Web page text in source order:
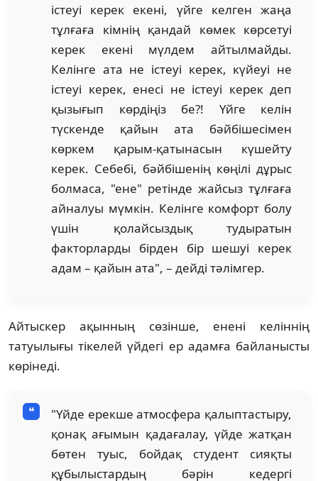
істеуі керек екені, үйге келген жаңа
тұлғаға кімнің қандай көмек көрсетуі
керек екені мүлдем айтылмайды.
Келінге ата не істеуі керек, күйеуі не
істеуі керек, енесі не істеуі керек деп
қызығып көрдіңіз бе?! Үйге келін
түскенде қайын ата бәйбішесімен
көркем қарым-қатынасын күшейту
керек. Себебі, бәйбішенің көңілі дұрыс
болмаса, "ене" ретінде жайсыз тұлғаға
айналуы мүмкін. Келінге комфорт болу
үшін қолайсыздық тудыратын
факторларды бірден бір шешуі керек
адам – қайын ата", – дейді тәлімгер.
Айтыскер ақынның сөзінше, енені келіннің
татуылығы тікелей үйдегі ер адамға байланысты
көрінеді.
"Үйде ерекше атмосфера қалыптастыру,
қонақ ағымын қадағалау, үйде жатқан
бөтен туыс, бойдақ студент сияқты
құбылыстардың бәрін кедергі